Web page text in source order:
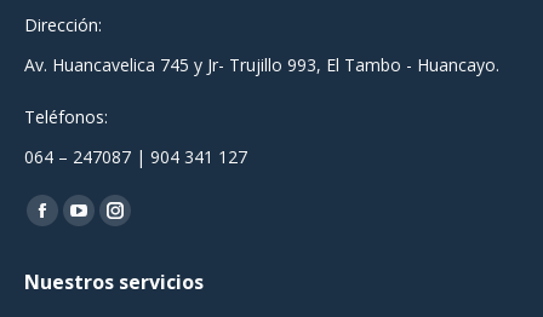
Dirección:
Av. Huancavelica 745 y Jr- Trujillo 993, El Tambo - Huancayo.
Teléfonos:
064 – 247087 | 904 341 127
Encuéntranos en:
Facebook
opens
YouTube
opens
Instagram
opens
Nuestros servicios